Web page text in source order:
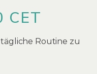
CET
Routine zu